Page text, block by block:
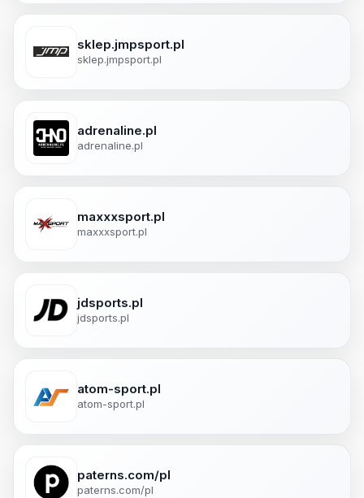
sklep.jmpsport.pl
sklep.jmpsport.pl
adrenaline.pl
adrenaline.pl
maxxxsport.pl
maxxxsport.pl
jdsports.pl
jdsports.pl
atom-sport.pl
atom-sport.pl
paterns.com/pl
paterns.com/pl